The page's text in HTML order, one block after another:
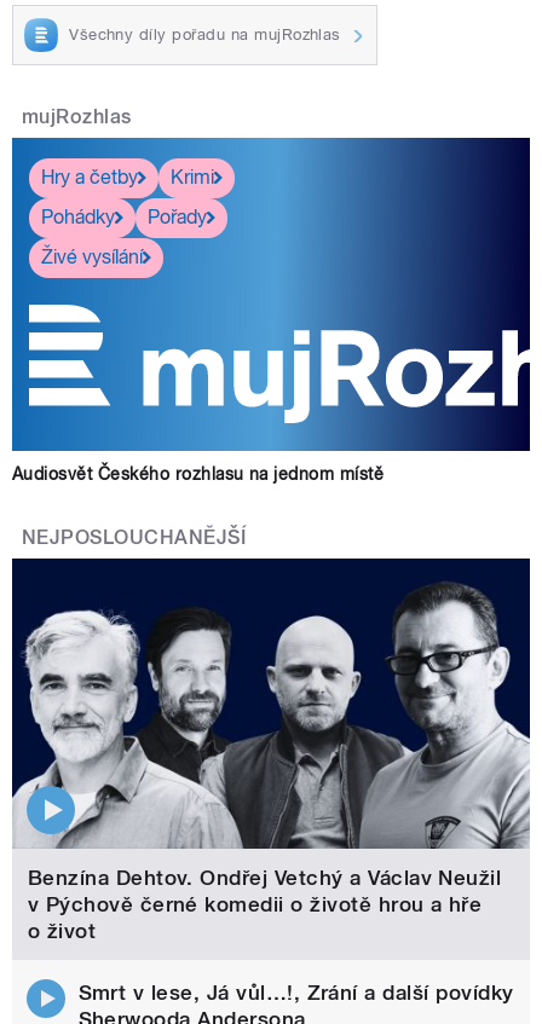
Všechny díly pořadu na mujRozhlas
mujRozhlas
Hry a četby
Krimi
Pohádky
Pořady
Živé vysílání
Audiosvět Českého rozhlasu na jednom místě
NEJPOSLOUCHANĚJŠÍ
Benzína Dehtov. Ondřej Vetchý a Václav Neužil
v Pýchově černé komedii o životě hrou a hře
o život
Smrt v lese, Já vůl…!, Zrání a další povídky
Sherwooda Andersona